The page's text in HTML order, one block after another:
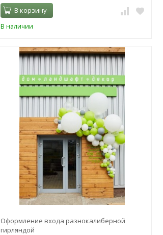
В корзину
В наличии
Оформление входа разнокалиберной
гирляндой